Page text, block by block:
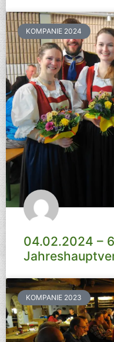
KOMPANIE 2024
04.02.2024 –
KOMPANIE 2023